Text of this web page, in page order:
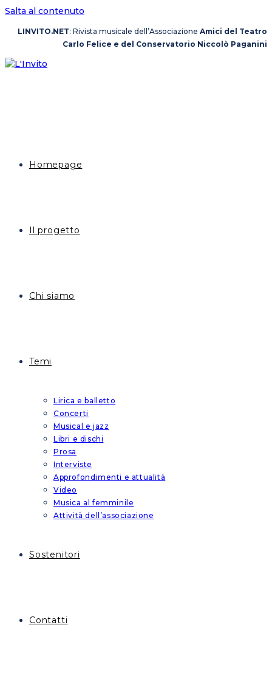
Salta al contenuto
LINVITO.NET: Rivista musicale dell’Associazione Amici del Teatro
Carlo Felice e del Conservatorio Niccolò Paganini
Homepage
Il progetto
Chi siamo
Temi
Lirica e balletto
Concerti
Musical e jazz
Libri e dischi
Prosa
Interviste
Approfondimenti e attualità
Video
Musica al femminile
Attività dell’associazione
Sostenitori
Contatti